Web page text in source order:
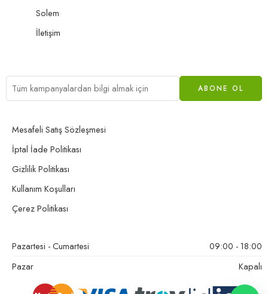
Solem
İletişim
Mesafeli Satış Sözleşmesi
İptal İade Politikası
Gizlilik Politikası
Kullanım Koşulları
Çerez Politikası
Pazartesi - Cumartesi
09:00 - 18:00
Pazar
Kapalı